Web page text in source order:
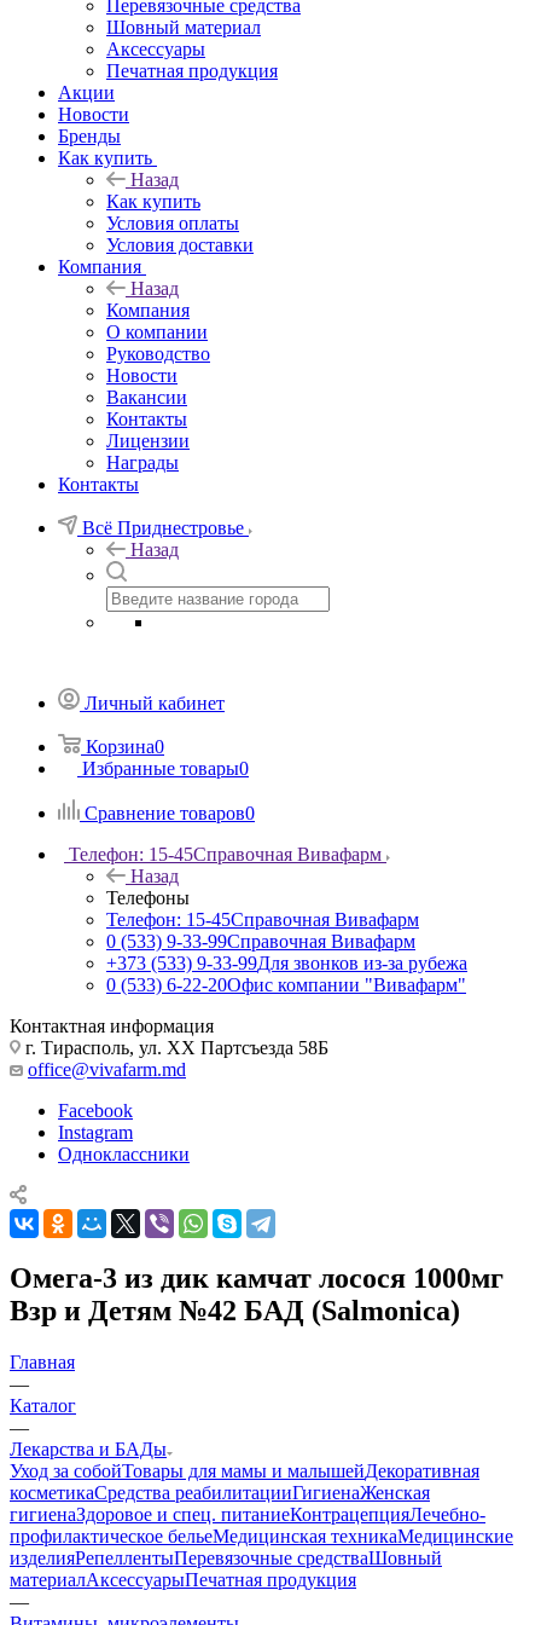
Перевязочные средства
Шовный материал
Аксессуары
Печатная продукция
Акции
Новости
Бренды
Как купить
Назад
Как купить
Условия оплаты
Условия доставки
Компания
Назад
Компания
О компании
Руководство
Новости
Вакансии
Контакты
Лицензии
Награды
Контакты
Всё Приднестровье
Назад
Личный кабинет
Корзина0
Избранные товары0
Сравнение товаров0
Телефон: 15-45Справочная Вивафарм
Назад
Телефоны
Телефон: 15-45Справочная Вивафарм
0 (533) 9-33-99Справочная Вивафарм
+373 (533) 9-33-99Для звонков из-за рубежа
0 (533) 6-22-20Офис компании "Вивафарм"
Контактная информация
г. Тирасполь, ул. ХХ Партсъезда 58Б
office@vivafarm.md
Facebook
Instagram
Одноклассники
Омега-3 из дик камчат лосося 1000мг
Взр и Детям №42 БАД (Salmonica)
Главная
—
Каталог
—
Лекарства и БАДы
Уход за собойТовары для мамы и малышейДекоративная
косметикаСредства реабилитацииГигиенаЖенская
гигиенаЗдоровое и спец. питаниеКонтрацепцияЛечебно-
профилактическое бельеМедицинская техникаМедицинские
изделияРепеллентыПеревязочные средстваШовный
материалАксессуарыПечатная продукция
—